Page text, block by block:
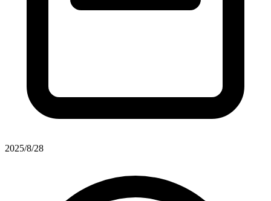
2025/8/28